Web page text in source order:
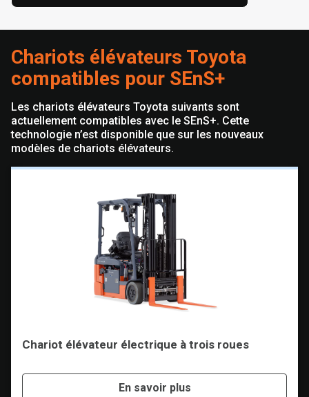
Chariots élévateurs Toyota
compatibles pour SEnS+
Les chariots élévateurs Toyota suivants sont
actuellement compatibles avec le SEnS+. Cette
technologie n’est disponible que sur les nouveaux
modèles de chariots élévateurs.
Chariot élévateur électrique à trois roues
En savoir plus